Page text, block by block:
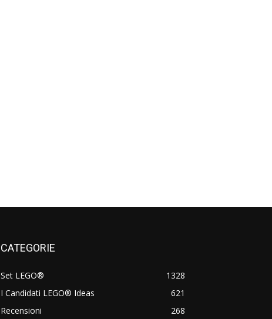
CATEGORIE
Set LEGO®
1328
I Candidati LEGO® Ideas
621
Recensioni
268